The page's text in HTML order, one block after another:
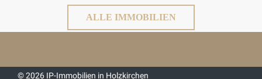
ALLE IMMOBILIEN
© 2026 IP-Immobilien in Holzkirchen